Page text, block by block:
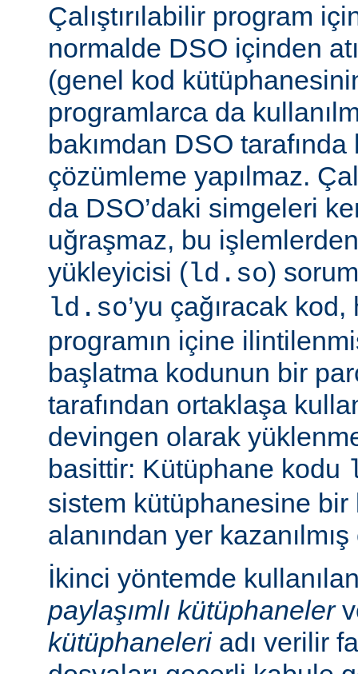
Çalıştırılabilir program
normalde DSO içinden
(genel kod
programlarca da
bakımdan DSO
çözümleme yapılmaz.
da DSO’daki simgeleri
uğraşmaz, bu
yükleyicisi ( ld.so)
ld.so’yu çağıracak kod,
programın içine
başlatma kodunun bir
tarafından ortaklaşa
devingen olarak
basittir: Kütüphane kodu
sistem kütüphanesine
alanından yer kazanılmış
İkinci yöntemde
paylaşımlı kütüphaneler
kütüphaneleriadı verilir